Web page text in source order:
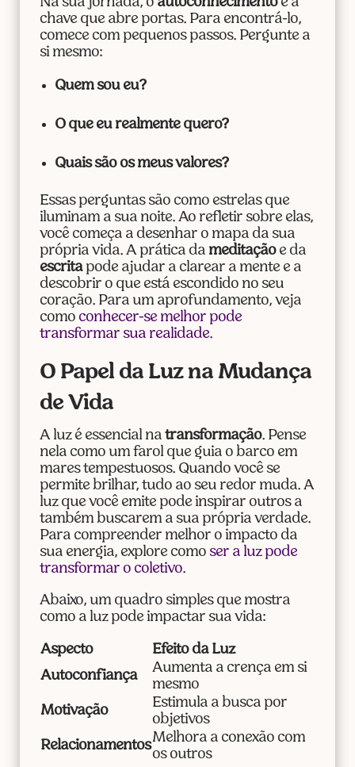
chave que abre portas. Para encontrá-lo,
comece com pequenos passos. Pergunte a
si mesmo:
Quem sou eu?
O que eu realmente quero?
Quais são os meus valores?
Essas perguntas são como estrelas que
iluminam a sua noite. Ao refletir sobre elas,
você começa a desenhar o mapa da sua
própria vida. A prática da meditaçãoe da
escritapode ajudar a clarear a mente e a
descobrir o que está escondido no seu
coração. Para um aprofundamento, veja
como conhecer-se melhor pode
transformar sua realidade.
O Papel da Luz na Mudança
de Vida
A luz é essencial na transformação. Pense
nela como um farol que guia o barco em
mares tempestuosos. Quando você se
permite brilhar, tudo ao seu redor muda. A
luz que você emite pode inspirar outros a
também buscarem a sua própria verdade.
Para compreender melhor o impacto da
sua energia, explore como ser a luz pode
transformar o coletivo.
Abaixo, um quadro simples que mostra
como a luz pode impactar sua vida:
Aspecto
Efeito da Luz
Autoconfiança
Aumenta a crença em si
mesmo
Motivação
Estimula a busca por
objetivos
Relacionamentos
Melhora a conexão com
os outros